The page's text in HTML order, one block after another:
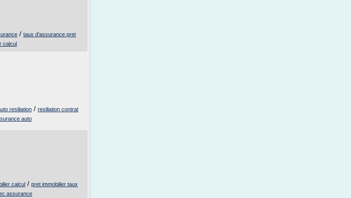
/ taux d'assurance pret
calcul
resiliation / resiliation contrat
auto
calcul / pret immobilier taux
assurance